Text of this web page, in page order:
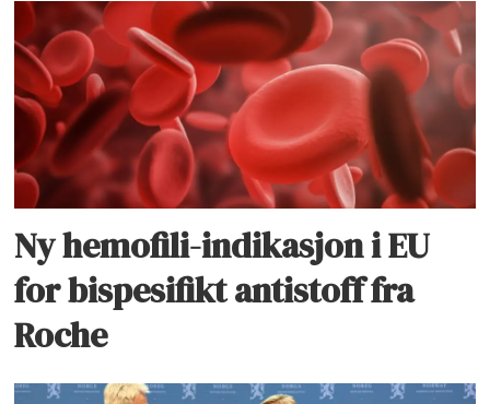
Ny hemofili-indikasjon i EU
for bispesifikt antistoff fra
Roche